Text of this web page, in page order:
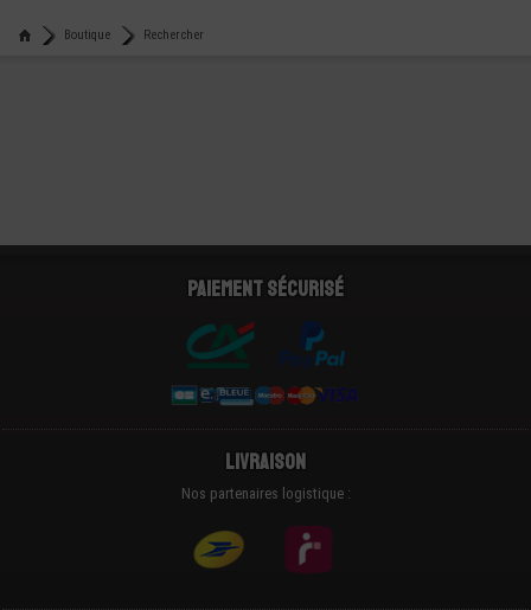
Boutique Rechercher
Paiement sécurisé
Livraison
Nos partenaires logistique :